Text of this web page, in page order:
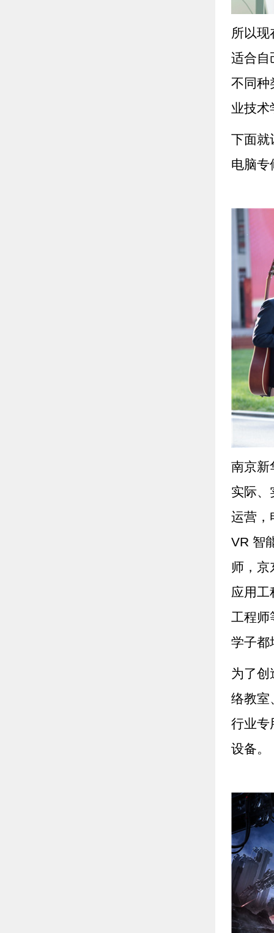
所以现
适合自
不同种
业技术
下面
电脑专
南京新
实际、
运营，
VR 智
师，京
应用工
工程师
学子都
为了创
络教室
行业专
设备。